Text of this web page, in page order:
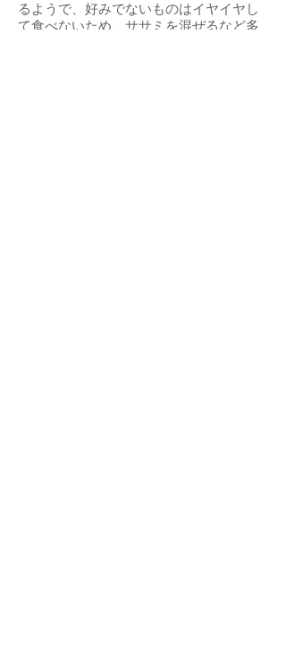
るようで、好みでないものはイヤイヤし
て食べないため、ササミを混ぜるなど多